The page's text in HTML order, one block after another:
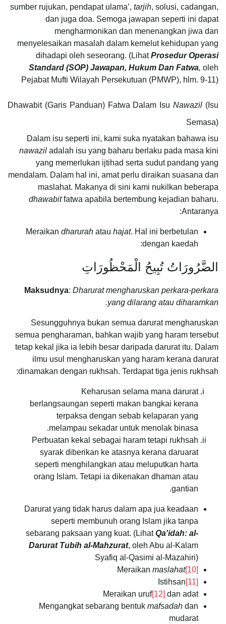
sumber rujukan, pendapat ulama’, tarjih, solusi, cadangan,
dan juga doa. Semoga jawapan seperti ini dapat
mengharmonikan dan menenangkan jiwa dan
menyelesaikan masalah dalam kemelut kehidupan yang
dihadapi oleh seseorang. (LihatProsedur Operasi
Standard (SOP) Jawapan, Hukum Dan Fatwa, oleh
Pejabat Mufti Wilayah Persekutuan (PMWP), hlm. 9-11)
Dhawabit (Garis Panduan) Fatwa Dalam IsuNawazil (Isu
Semasa)
Dalam isu seperti ini, kami suka nyatakan bahawa isu
nawazil adalah isu yang baharu berlaku pada masa kini
yang memerlukan ijtihad serta sudut pandang yang
mendalam. Dalam hal ini, amat perlu diraikan suasana dan
maslahat. Makanya di sini kami nukilkan beberapa
dhawabitfatwa apabila bertembung kejadian baharu.
Antaranya:
Meraikan dharurah atau hajat. Hal ini berbetulan
dengan kaedah:
الضَّرُورَاتُ تُبِيحُ الْمَحْظُورَاتِ
Maksudnya: Dharurat mengharuskan perkara-perkara
yang dilarang atau diharamkan.
Sesungguhnya bukan semua darurat mengharuskan
semua pengharaman, bahkan wajib yang haram tersebut
tetap kekal jika ia lebih besar daripada darurat itu. Dalam
ilmu usul mengharuskan yang haram kerana darurat
dinamakan dengan rukhsah. Terdapat tiga jenis rukhsah:
Keharusan selama mana darurat
berlangsaungan seperti makan bangkai kerana
terpaksa dengan sebab kelaparan yang
melampau sekadar untuk menolak binasa.
Perbuatan kekal sebagai haram tetapi rukhsah
syarak diberikan ke atasnya kerana daruarat
seperti menghilangkan atau meluputkan harta
orang Islam. Tetapi ia dikenakan dhaman atau
gantian.
Darurat yang tidak harus dalam apa jua keadaan
seperti membunuh orang Islam jika tanpa
sebarang paksaan yang kuat. (LihatQa'idah: al-
Darurat Tubih al-Mahzurat, oleh Abu al-Kalam
Syafiq al-Qasimi al-Mazahiri)
Meraikan maslahat[10]
Istihsan [11]
Meraikan uruf[12] dan adat
Mengangkat sebarang bentuk mafsadah dan
mudarat